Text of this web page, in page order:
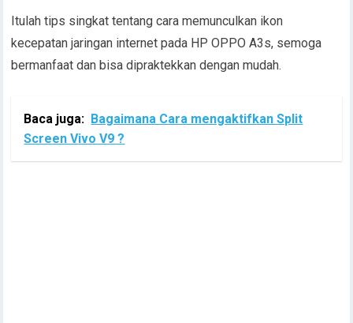
Itulah tips singkat tentang cara memunculkan ikon
kecepatan jaringan internet pada HP OPPO A3s, semoga
bermanfaat dan bisa dipraktekkan dengan mudah.
Baca juga: Bagaimana Cara mengaktifkan Split
Screen Vivo V9 ?